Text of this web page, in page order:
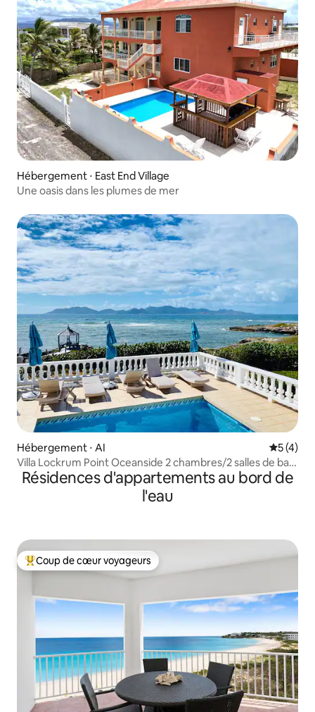
Hébergement ⋅ East End Village
Une oasis dans les plumes de mer
Hébergement ⋅ AI
5 (4)
Villa Lockrum Point Oceanside 2 chambres/2 salles de bain
avec piscine
Résidences d'appartements au bord de
l'eau
Coups de cœur voyageurs les plus appréciés
Coup de cœur voyageurs